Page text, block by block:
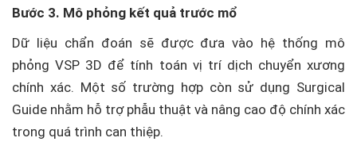
Bước 3. Mô phỏng kết quả trước mổ
Dữ liệu chẩn đoán sẽ được đưa vào hệ thống mô
phỏng VSP 3D để tính toán vị trí dịch chuyển xương
chính xác. Một số trường hợp còn sử dụng Surgical
Guide nhằm hỗ trợ phẫu thuật và nâng cao độ chính xác
trong quá trình can thiệp.